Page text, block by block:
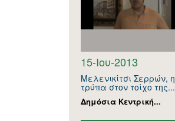
15-Ιου-2013
Μελενικίτσι Σερρών, η
τρύπα στον τοίχο της...
Δημόσια Κεντρική...